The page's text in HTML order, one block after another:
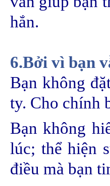
hắn.
6.Bởi vì bạn
Bạn không
ty. Cho chính
Bạn không
lúc; thể hiện
điều mà bạn